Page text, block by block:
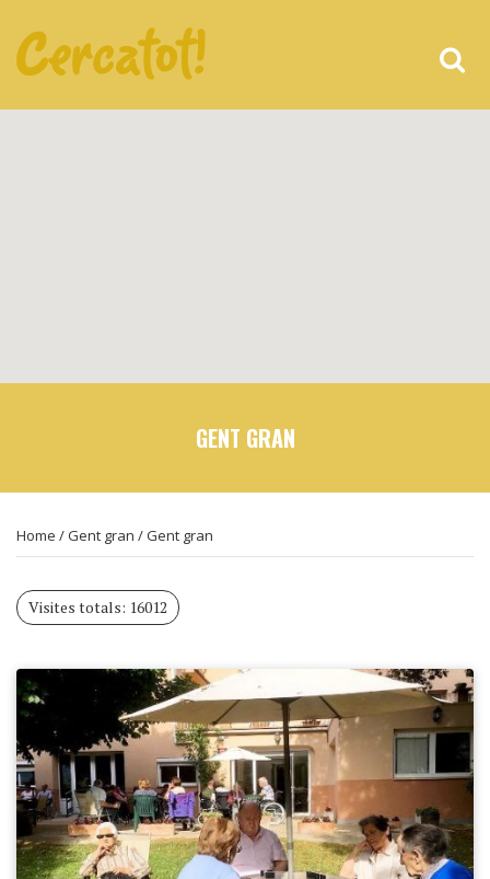
GENT GRAN
Home /Gent gran /Gent gran
Visites totals: 16012